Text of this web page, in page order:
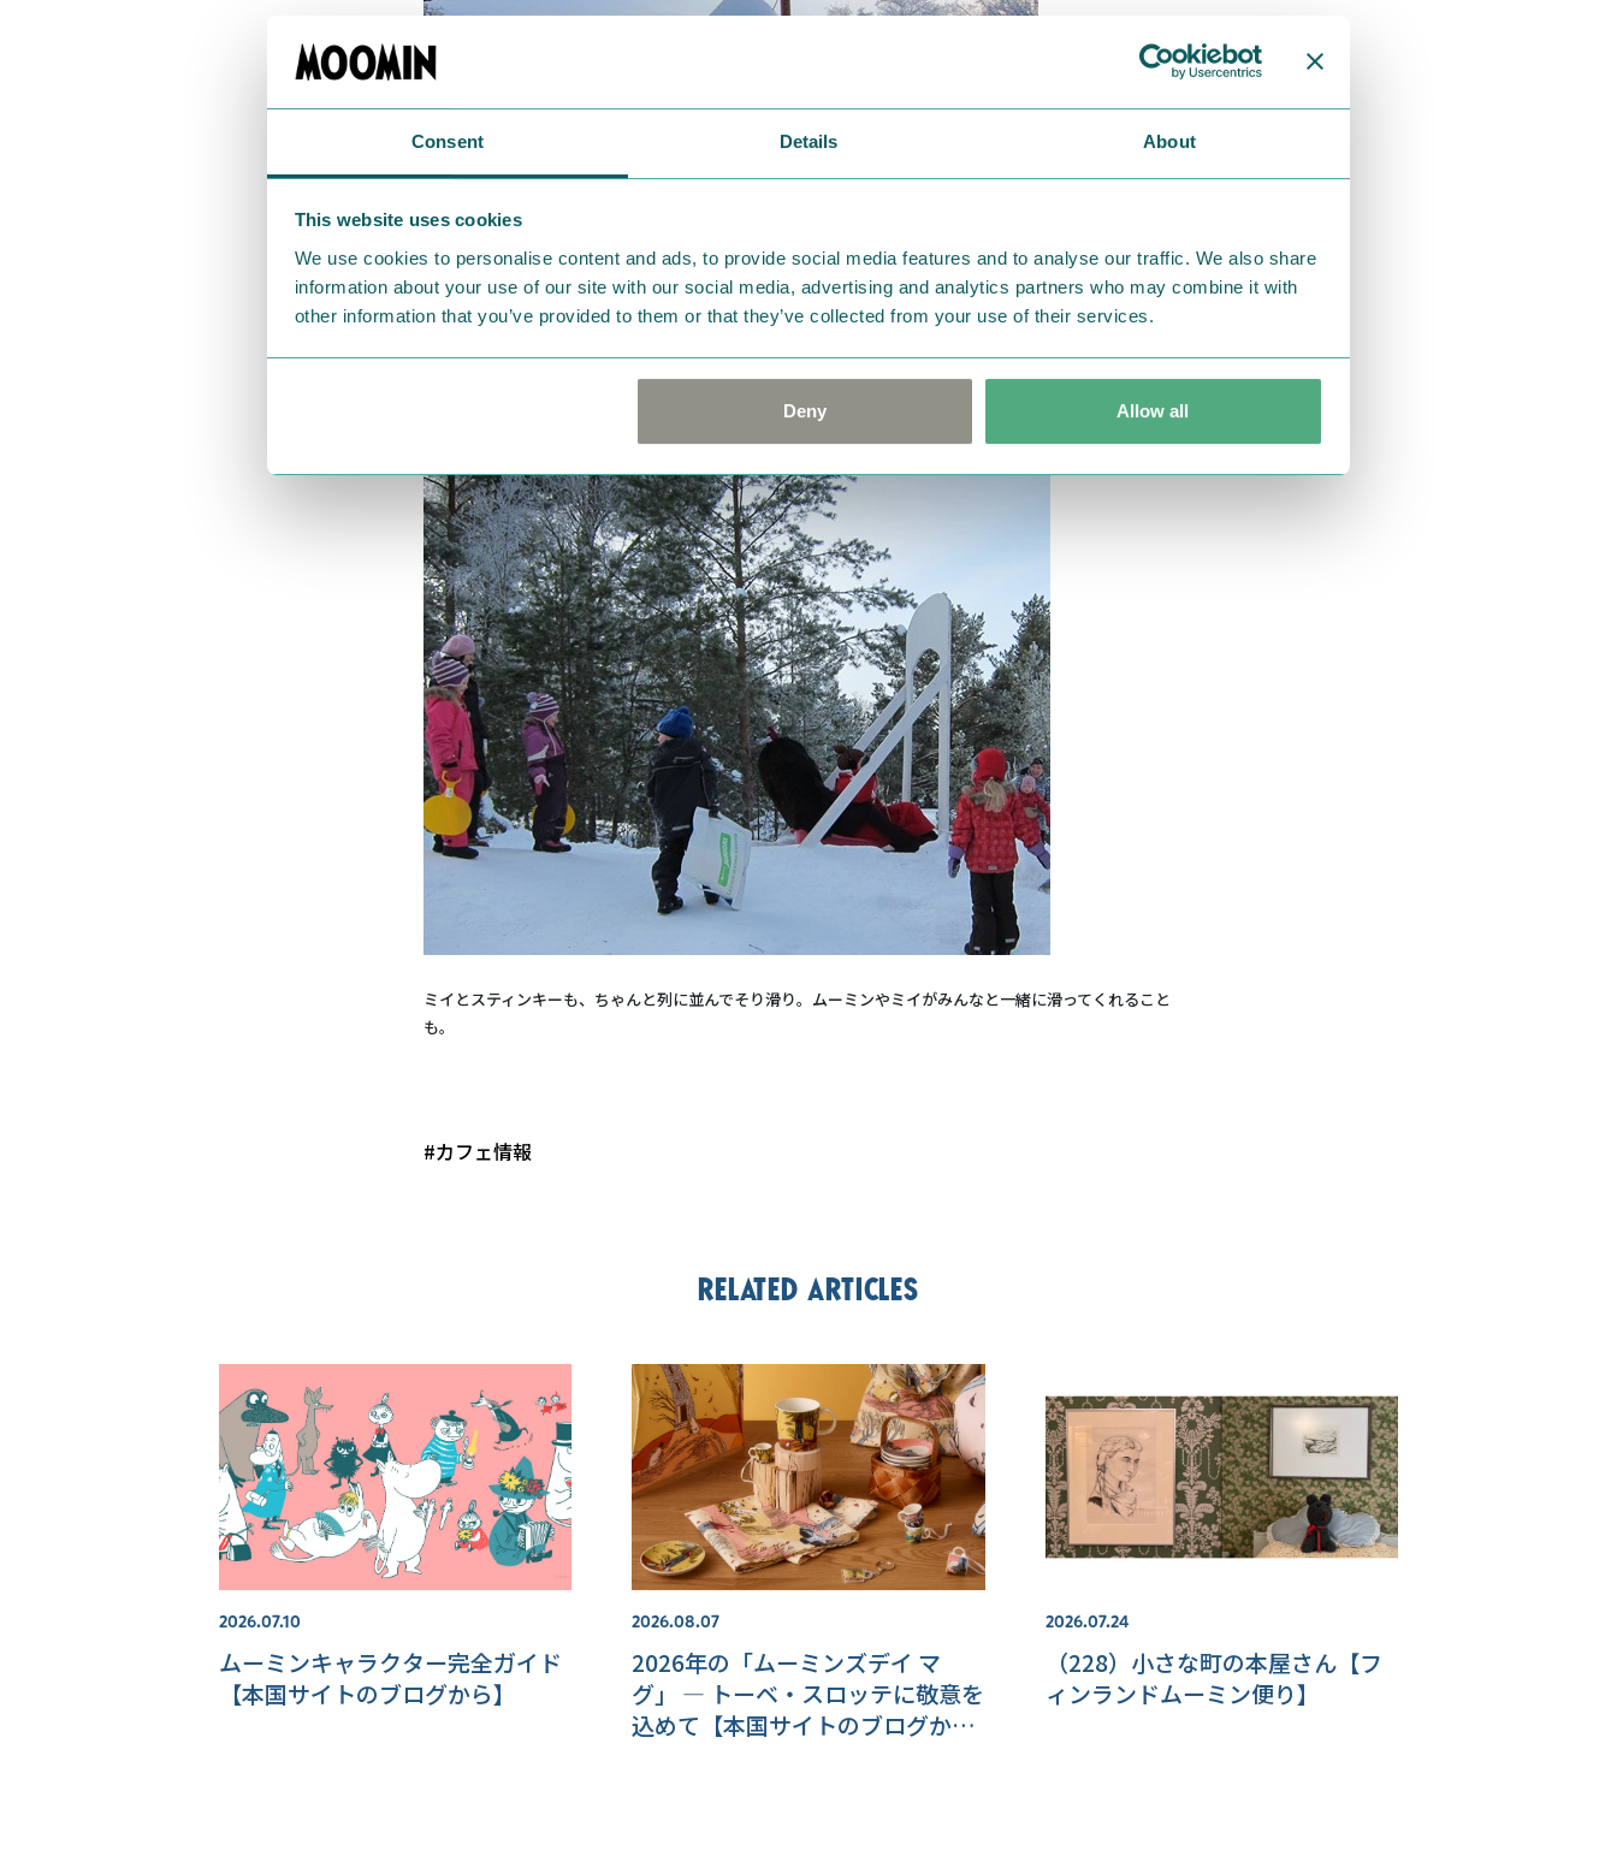
Consent Details About
This website uses cookies
We use cookies to personalise content and ads, to provide social media features and to analyse our traffic. We also share
information about your use of our site with our social media, advertising and analytics partners who may combine it with
other information that you’ve provided to them or that they’ve collected from your use of their services.
Deny Allow all
フィンランドのスキー休暇の期間中に１週間だけオープンするムーミンワールド。冬はムーミンたちとスキー
ミイとスティンキーも、ちゃんと列に並んでそり滑り。ムーミンやミイがみんなと一緒に滑ってくれること
も。
#カフェ情報
Related articles
2026.07.10
ムーミンキャラクター完全ガイド
【本国サイトのブログから】
2026.08.07
2026年の「ムーミンズデイ マ
グ」 ― トーベ・スロッテに敬意を
込めて【本国サイトのブログか
2026.07.24
（228）小さな町の本屋さん【フ
ィンランドムーミン便り】